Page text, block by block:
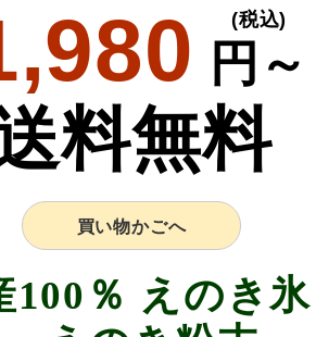
円～
(税込)
料無料
買い物かごへ
100％ えのき